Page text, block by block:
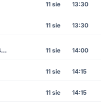
11 sie 13:30
11 sie 13:30
Red Star Belgrade vs Hapoel Beer Sheva 11 sie 14:00
11 sie 14:15
11 sie 14:15